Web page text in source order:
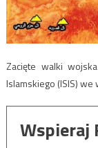
Zacięte walki
Islamskiego (ISIS)
Wspieraj